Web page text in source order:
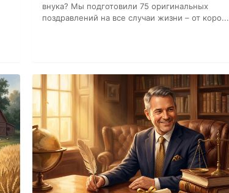
внука? Мы подготовили 75 оригинальных
поздравлений на все случаи жизни – от коро...